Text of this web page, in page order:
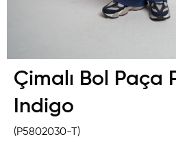
Çimalı Bol Paça
Indigo
(P5802030-T)